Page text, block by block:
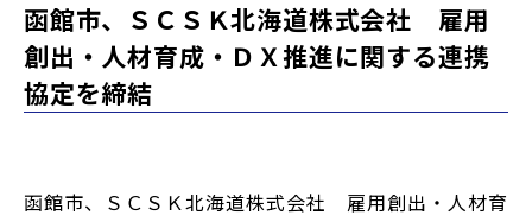
函館市、ＳＣＳＫ北海道株式会社 雇用
創出・人材育成・ＤＸ推進に関する連携
協定を締結
函館市、ＳＣＳＫ北海道株式会社 雇用創出・人材育